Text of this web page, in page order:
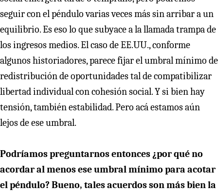
seguir con el péndulo varias veces más sin arribar a un
equilibrio. Es eso lo que subyace a la llamada trampa de
los ingresos medios. El caso de EE.UU., conforme
algunos historiadores, parece fijar el umbral mínimo de
redistribución de oportunidades tal de compatibilizar
libertad individual con cohesión social. Y si bien hay
tensión, también estabilidad. Pero acá estamos aún
lejos de ese umbral.
Podríamos preguntarnos entonces ¿por qué no
acordar al menos ese umbral mínimo para acotar
el péndulo? Bueno, tales acuerdos son más bien la